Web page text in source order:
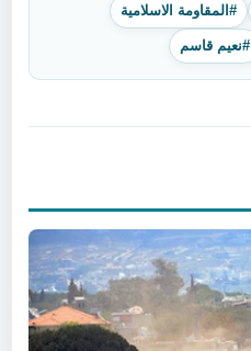
#المقاومة الاسلامية
#نعيم قاسم